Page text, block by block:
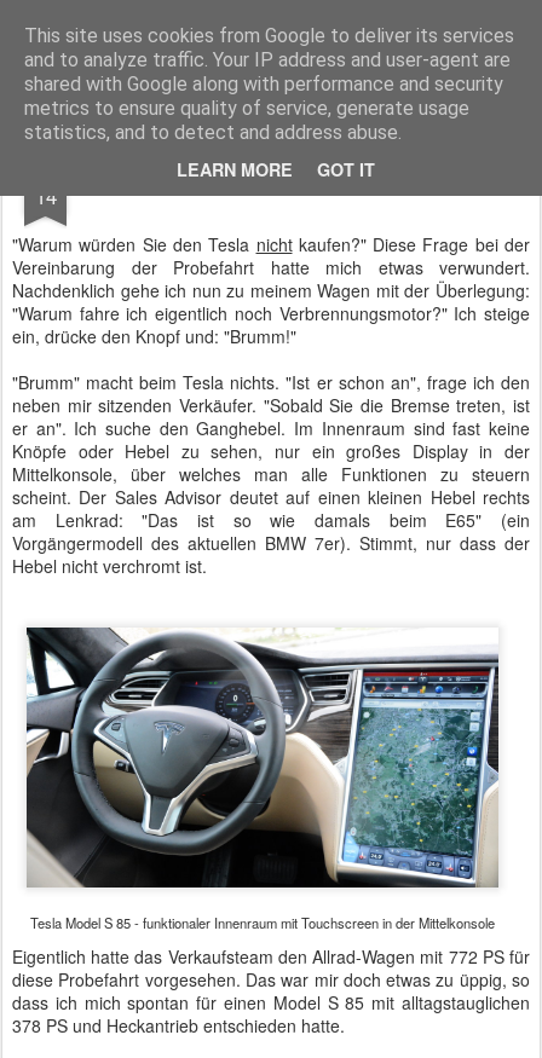
This site uses cookies from Google to deliver its services
and to analyze traffic. Your IP address and user-agent are
shared with Google along with performance and security
metrics to ensure quality of service, generate usage
statistics, and to detect and address abuse.
LEARN MORE GOT IT
BTB concept Media GmbH Presseberichte zu Bundespolitik, Diplomatie, Sicherheitspolitik, Wirtschaft, Fahrzeugtechnik und IT - Pressedienst, Fachartikel, Bildredaktion, O-Ton-Videos
14 Tesla Model S 85 - Elektroauto mit 378 PS
"Warum würden Sie den Tesla nichtkaufen?" Diese Frage bei der
Vereinbarung der Probefahrt hatte mich etwas verwundert.
Nachdenklich gehe ich nun zu meinem Wagen mit der Überlegung:
"Warum fahre ich eigentlich noch Verbrennungsmotor?" Ich steige
ein, drücke den Knopf und: "Brumm!"
"Brumm" macht beim Tesla nichts. "Ist er schon an", frage ich den
neben mir sitzenden Verkäufer. "Sobald Sie die Bremse treten, ist
er an". Ich suche den Ganghebel. Im Innenraum sind fast keine
Knöpfe oder Hebel zu sehen, nur ein großes Display in der
Mittelkonsole, über welches man alle Funktionen zu steuern
scheint. Der Sales Advisor deutet auf einen kleinen Hebel rechts
am Lenkrad: "Das ist so wie damals beim E65" (ein
Vorgängermodell des aktuellen BMW 7er). Stimmt, nur dass der
Hebel nicht verchromt ist.
Tesla Model S 85 - funktionaler Innenraum mit Touchscreen in der Mittelkonsole
Eigentlich hatte das Verkaufsteam den Allrad-Wagen mit 772 PS für
diese Probefahrt vorgesehen. Das war mir doch etwas zu üppig, so
dass ich mich spontan für einen Model S 85 mit alltagstauglichen
378 PS und Heckantrieb entschieden hatte.